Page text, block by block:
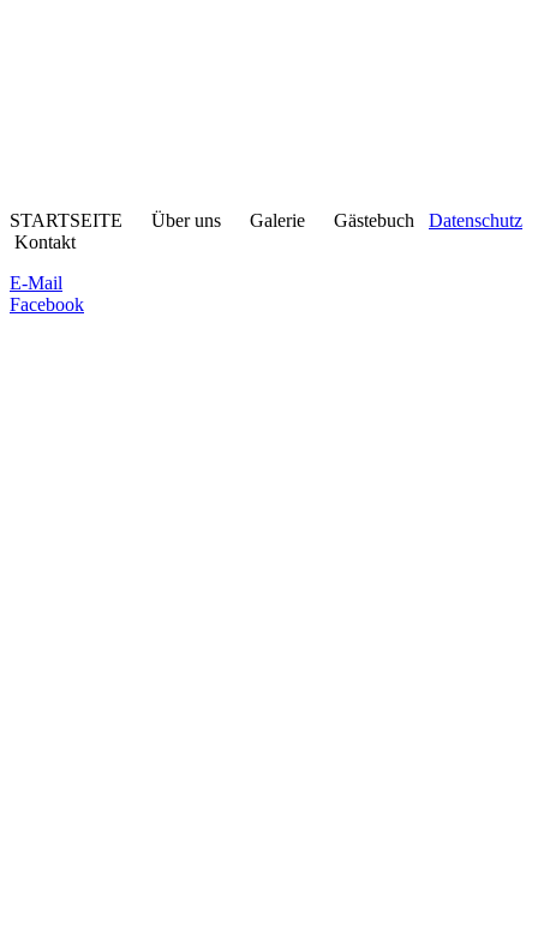
STARTSEITE Über uns Galerie Gästebuch Datenschutz
Kontakt
E-Mail
Facebook